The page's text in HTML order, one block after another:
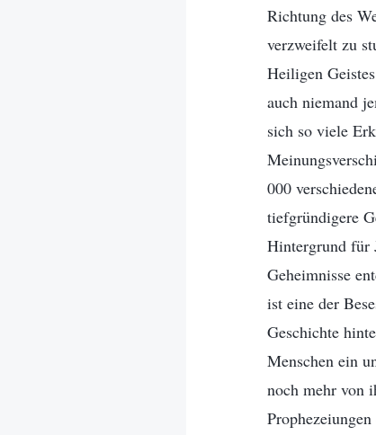
Richtung des
verzweifelt zu
Heiligen
auch niemand
sich so viele
000
tiefgründigere
Hintergrund für
Geheimnisse
ist eine der
Geschichte
Menschen ein
noch mehr von